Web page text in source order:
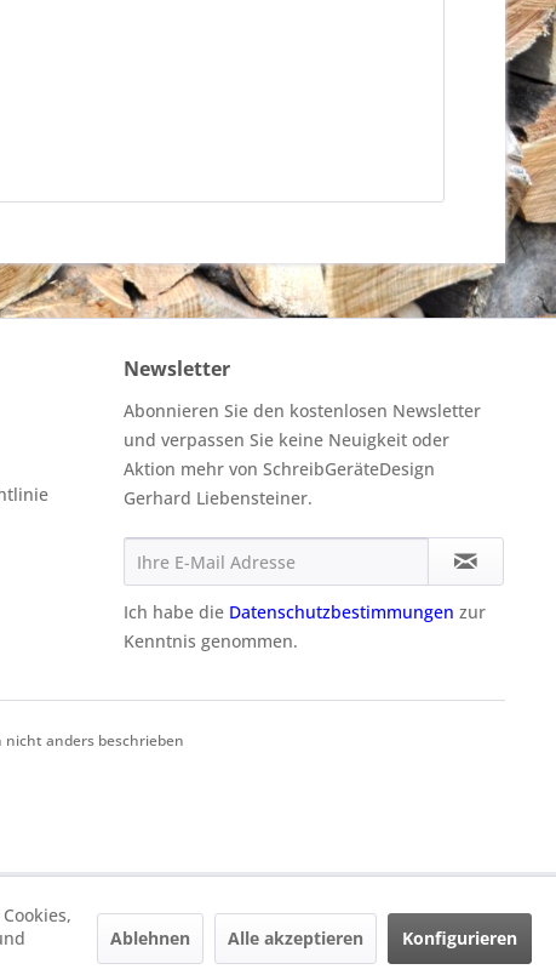
Newsletter
Abonnieren Sie den kostenlosen Newsletter
und verpassen Sie keine Neuigkeit oder
Aktion mehr von SchreibGeräteDesign
Gerhard Liebensteiner.
Ich habe die Datenschutzbestimmungen zur
Kenntnis genommen.
anders beschrieben
Ablehnen Alle akzeptieren Konfigurieren